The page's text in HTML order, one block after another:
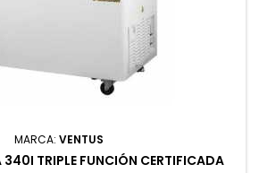
MARCA: VENTUS
TRIPLE FUNCIÓN CERTIFICADA